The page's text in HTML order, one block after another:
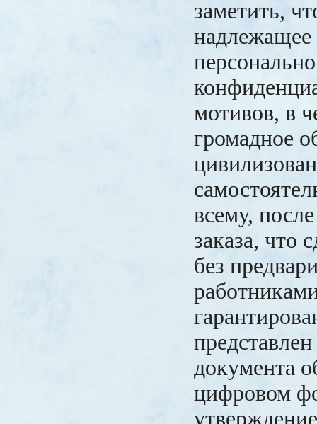
заметить,
надлежащее
мотивов, в
громадное
всему,
заказа, что
без
документа
цифровом